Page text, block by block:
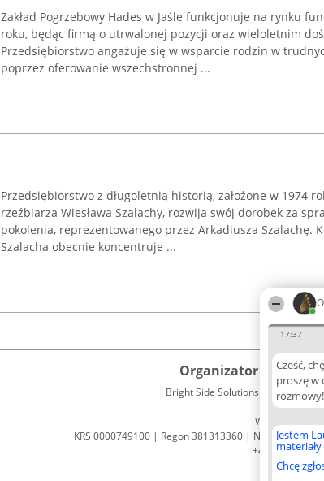
17:37
Cześć,
proszę
Jestem
Chcę
Zakład Pogrzebowy Hades w Jaśle funkcjonuje na rynku
roku, będąc firmą o utrwalonej pozycji oraz wieloletnim
Przedsiębiorstwo angażuje się w wsparcie rodzin w
poprzez oferowanie wszechstronnej ...
Przedsiębiorstwo z długoletnią historią, założone w 1974
rzeźbiarza Wiesława Szalachy, rozwija swój dorobek za
pokolenia, reprezentowanego przez Arkadiusza Szalachę.
Szalacha obecnie koncentruje ...
Organizator
Bright Side Solutions sp. z o. o. sp.
ul. Ruska
Wrocław 50-079
KRS 0000749100 | Regon 381313360 | NIP
+48 508 492